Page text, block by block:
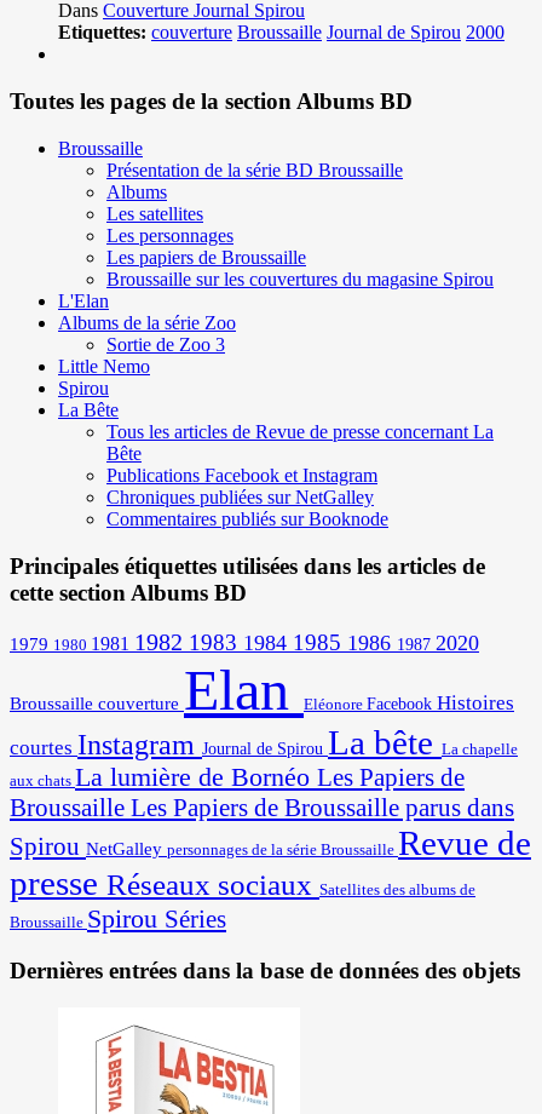
Dans Couverture Journal Spirou
Etiquettes: couverture Broussaille Journal de Spirou 2000
Toutes les pages de la section Albums BD
Broussaille
Présentation de la série BD Broussaille
Albums
Les satellites
Les personnages
Les papiers de Broussaille
Broussaille sur les couvertures du magasine Spirou
L'Elan
Albums de la série Zoo
Sortie de Zoo 3
Little Nemo
Spirou
La Bête
Tous les articles de Revue de presse concernant La
Bête
Publications Facebook et Instagram
Chroniques publiées sur NetGalley
Commentaires publiés sur Booknode
Principales étiquettes utilisées dans les articles de
cette section Albums BD
1979 1980 1981 1982 1983 1984 1985 1986 1987 2020
Broussaille couverture Elan Eléonore Facebook Histoires
courtes Instagram Journal de Spirou La bête La chapelle
aux chats La lumière de Bornéo Les Papiers de
Broussaille Les Papiers de Broussaille parus dans
Spirou NetGalley personnages de la série Broussaille Revue de
presse Réseaux sociaux Satellites des albums de
Broussaille Spirou Séries
Dernières entrées dans la base de données des objets